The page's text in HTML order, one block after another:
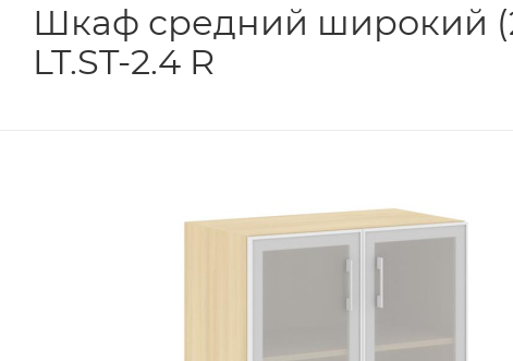
Шкаф средний широкий
LT.ST-2.4 R